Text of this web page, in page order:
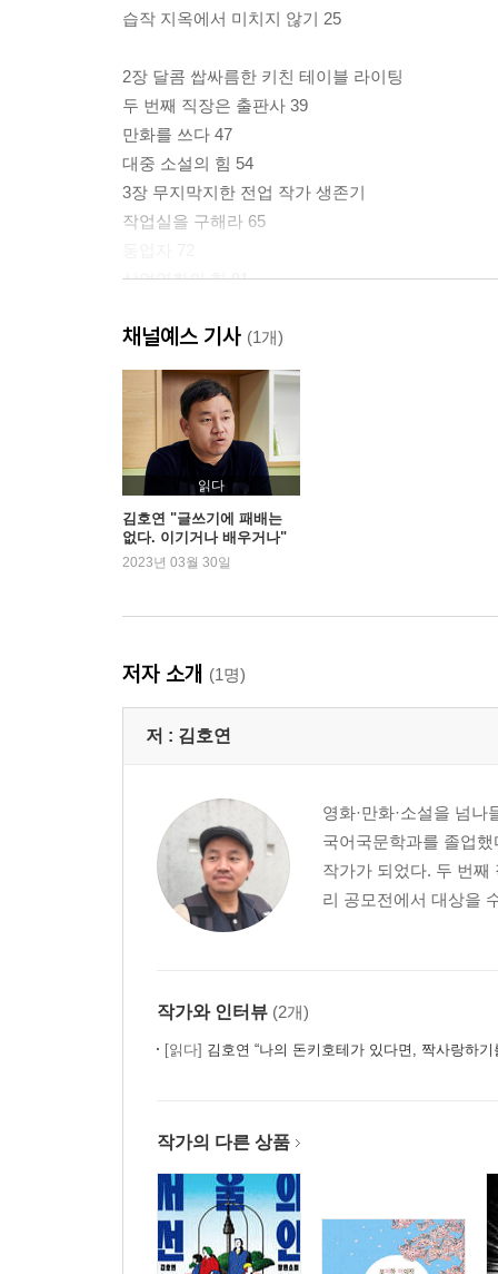
습작 지옥에서 미치지 않기 25
2장 달콤 쌉싸름한 키친 테이블 라이팅
두 번째 직장은 출판사 39
만화를 쓰다 47
대중 소설의 힘 54
3장 무지막지한 전업 작가 생존기
작업실을 구해라 65
상업영화의 힘 81
막다른 책상에서 노트북 닫기 96
4장 혼자 쓰기, 같이 쓰기, 닥치는 대로 쓰기
작가병 : 심각성과 처방에 대하여 107
팀 작업 : 시나리오를 어떻게 같이 쓰냐고요? 114
주필야알 : 낮에 글 쓰고 밤에 알바하기 121
오리지널 : 당신은 오리지널이 있는가 127
궁금증 : 스토리의 비밀, 세상사의 비밀 135
일희일비 : 희망과 절망의 롤러코스터 143
5장 데뷔 : 창작의 망망대해에서 잠시 휘파람 불기
당선 통지 전화에 적절하게 응대하는 법에 대하여
초보 소설가의 생계에 대하여 177
원작자의 자격으로 연극을 감상하는 법에 대하여
6장 작업기 : 올해는 소설을 쓰고 내년에는 시나리
두 번째 소설을 쓴다는 것 203
육체노동으로서의 글쓰기 210
연재 : 매일 써라 229
롱 앤 와인딩 로드(Long and Winding Road) 237
7장 네버엔딩 스토리텔러 스토리
영화를 쓰다 263
끝까지 쓰다 271
에필로그 공복의 글쓰기 280
채널예스 기사 (1개)
읽다
김호연 "글쓰기에 패배는
없다. 이기거나 배우거나"
2023년 03월 30일
저자 소개 (1명)
저 : 김호연
영화·만화·소설을 넘
국어국문학과를 졸업
작가가 되었다. 두 번
리 공모전에서 대상을
작가와 인터뷰 (2개)
[읽다] 김호연 “나의 돈키호테가 있다면, 짝사랑하기
작가의 다른 상품